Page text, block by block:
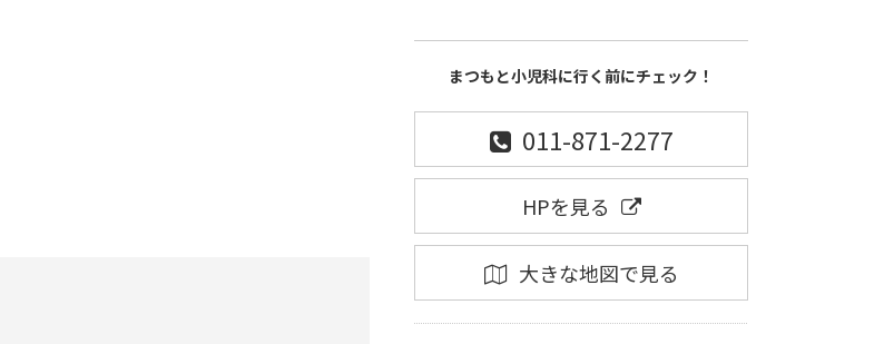
まつもと小児科に行く前にチェック！
011-871-2277
HPを見る
大きな地図で見る